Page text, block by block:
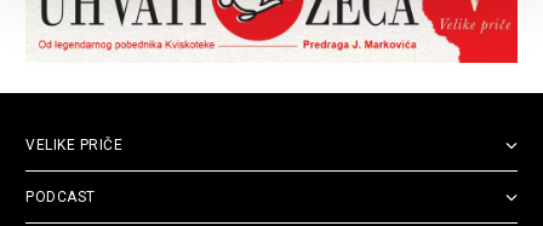
VELIKE PRIČE
PODCAST